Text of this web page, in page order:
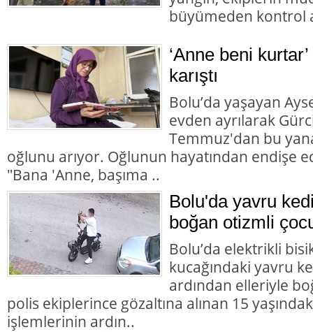
büyümeden kontrol
‘Anne beni
karıştı
Bolu’da yaşayan
evden ayrılarak
Temmuz'dan bu
oğlunu arıyor. Oğlunun hayatından endişe
"Bana 'Anne, başıma ..
Bolu'da yavru
boğan otizmli
Bolu’da elektrikli
kucağındaki yavru
ardından elleriyle
polis ekiplerince gözaltına alınan 15
işlemlerinin ardın..